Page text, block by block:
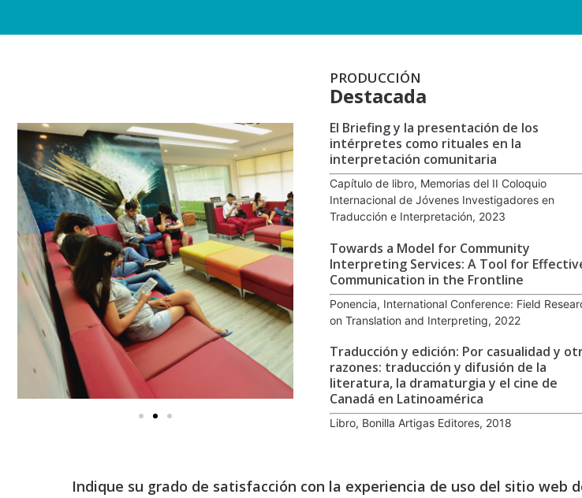
PRODUCCIÓN
Destacada
El Briefing y la presentación de los
intérpretes como rituales en la
interpretación comunitaria
Capítulo de libro, Memorias del II Coloquio
Internacional de Jóvenes Investigadores en
Traducción e Interpretación, 2023
Towards a Model for Community
Interpreting Services: A Tool for
Communication in the Frontline
Ponencia, International Conference: Field
on Translation and Interpreting, 2022
Traducción y edición: Por casualidad y
razones: traducción y difusión de la
literatura, la dramaturgia y el cine de
Canadá en Latinoamérica
Libro, Bonilla Artigas Editores, 2018
Indique su grado de satisfacción con la experiencia de uso del sitio web